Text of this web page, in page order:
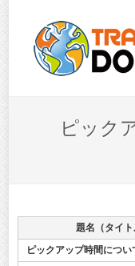
ピック
題名（タイト
ピックアップ時間につい